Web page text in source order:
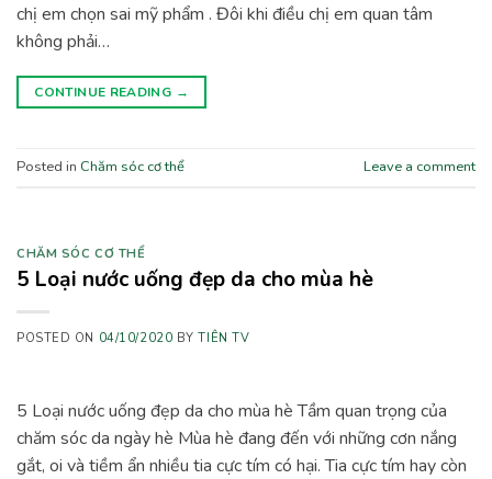
chị em chọn sai mỹ phẩm . Đôi khi điều chị em quan tâm
không phải…
CONTINUE READING →
Posted in Chăm sóc cơ thể Leave a comment
CHĂM SÓC CƠ THỂ
5 Loại nước uống đẹp da cho mùa hè
POSTED ON 04/10/2020 BYTIÊN TV
5 Loại nước uống đẹp da cho mùa hè Tầm quan trọng của
chăm sóc da ngày hè Mùa hè đang đến với những cơn nắng
gắt, oi và tiềm ẩn nhiều tia cực tím có hại. Tia cực tím hay còn